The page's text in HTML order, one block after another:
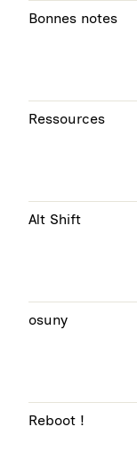
Bonnes notes
Ressources
Alt Shift
osuny
Reboot !